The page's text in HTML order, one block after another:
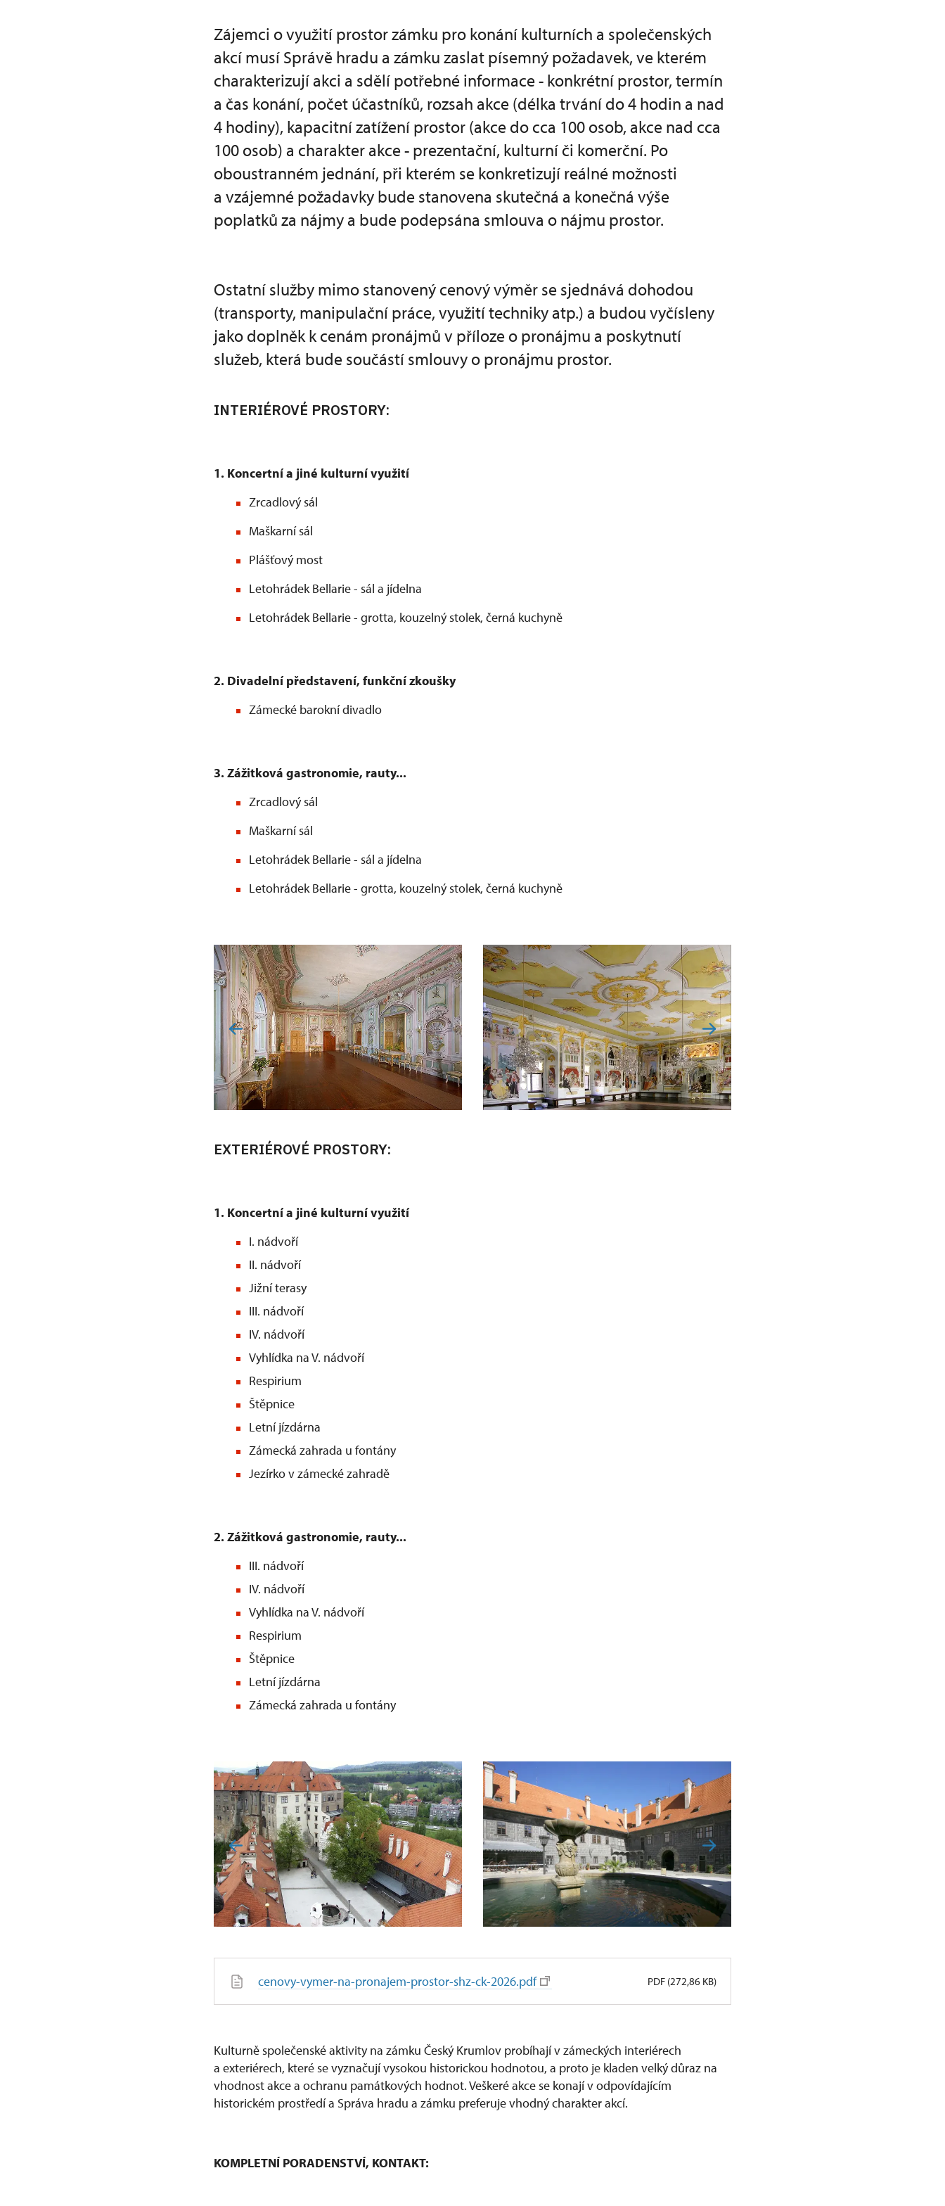
Zájemci o využití prostor zámku pro konání kulturních a společenských
akcí musí Správě hradu a zámku zaslat písemný požadavek, ve kterém
charakterizují akci a sdělí potřebné informace - konkrétní prostor, termín
a čas konání, počet účastníků, rozsah akce (délka trvání do 4 hodin a nad
4 hodiny), kapacitní zatížení prostor (akce do cca 100 osob, akce nad cca
100 osob) a charakter akce - prezentační, kulturní či komerční. Po
oboustranném jednání, při kterém se konkretizují reálné možnosti
a vzájemné požadavky bude stanovena skutečná a konečná výše
poplatků za nájmy a bude podepsána smlouva o nájmu prostor.
Ostatní služby mimo stanovený cenový výměr se sjednává dohodou
(transporty, manipulační práce, využití techniky atp.) a budou vyčísleny
jako doplněk k cenám pronájmů v příloze o pronájmu a poskytnutí
služeb, která bude součástí smlouvy o pronájmu prostor.
INTERIÉROVÉ PROSTORY:
1. Koncertní a jiné kulturní využití
Zrcadlový sál
Maškarní sál
Plášťový most
Letohrádek Bellarie - sál a jídelna
Letohrádek Bellarie - grotta, kouzelný stolek, černá kuchyně
2. Divadelní představení, funkční zkoušky
Zámecké barokní divadlo
3. Zážitková gastronomie, rauty...
Zrcadlový sál
Maškarní sál
Letohrádek Bellarie - sál a jídelna
Letohrádek Bellarie - grotta, kouzelný stolek, černá kuchyně
EXTERIÉROVÉ PROSTORY:
1. Koncertní a jiné kulturní využití
I. nádvoří
II. nádvoří
Jižní terasy
III. nádvoří
IV. nádvoří
Vyhlídka na V. nádvoří
Respirium
Štěpnice
Letní jízdárna
Zámecká zahrada u fontány
Jezírko v zámecké zahradě
2. Zážitková gastronomie, rauty...
III. nádvoří
IV. nádvoří
Vyhlídka na V. nádvoří
Respirium
Štěpnice
Letní jízdárna
Zámecká zahrada u fontány
cenovy-vymer-na-pronajem-prostor-shz-ck-2026.pdf PDF (272,86 KB)
Kulturně společenské aktivity na zámku Český Krumlov probíhají v zámeckých interiérech
a exteriérech, které se vyznačují vysokou historickou hodnotou, a proto je kladen velký důraz na
vhodnost akce a ochranu památkových hodnot. Veškeré akce se konají v odpovídajícím
historickém prostředí a Správa hradu a zámku preferuje vhodný charakter akcí.
KOMPLETNÍ PORADENSTVÍ, KONTAKT: